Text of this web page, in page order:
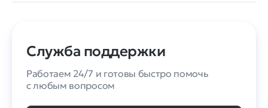
Служба поддержки
Работаем 24/7 и готовы быстро помочь
с любым вопросом